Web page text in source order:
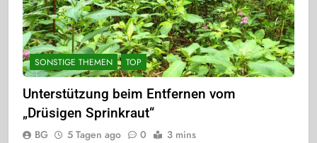
SONSTIGE THEMEN TOP
Unterstützung beim Entfernen vom
„Drüsigen Sprinkraut“
BG 5 Tagen ago 0 3 mins